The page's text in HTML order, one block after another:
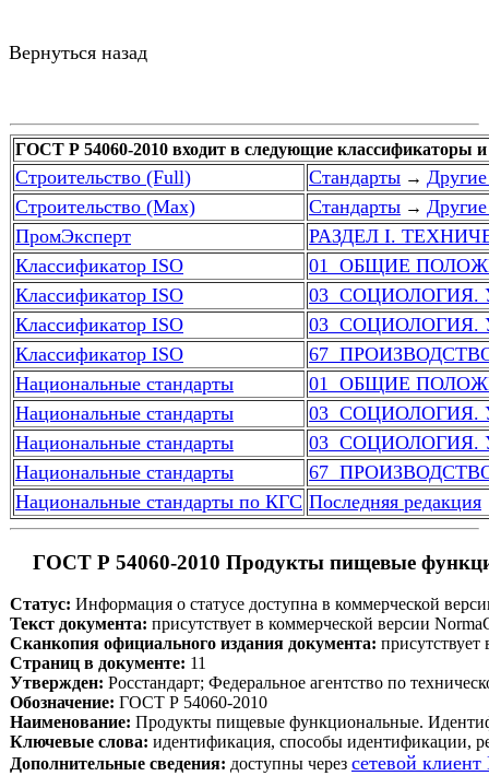
Вернуться назад
ГОСТ Р 54060-2010 входит в следующие классификаторы
Строительство (Full) Стандарты →
Строительство (Max)
Стандарты →
ПромЭксперт
РАЗДЕЛ I.
Классификатор ISO
01  ОБЩИЕ
Классификатор ISO
03
Классификатор ISO
03
Классификатор ISO
67
Национальные стандарты
01  ОБЩИЕ
Национальные стандарты
03
Национальные стандарты
03
Национальные стандарты
67
Национальные стандарты по КГС Последняя редакция
ГОСТ Р 54060-2010 Продукты пищевые
Статус: Информация о статусе доступна в коммерческой
Текст документа: присутствует в коммерческой версии
Сканкопия официального издания документа:
Страниц в документе: 11
Утвержден: Росстандарт; Федеральное агентство по
Обозначение: ГОСТ Р 54060-2010
Наименование: Продукты пищевые функциональные.
Ключевые слова: идентификация, способы идентификации,
Дополнительные сведения: доступны через сетевой клиент